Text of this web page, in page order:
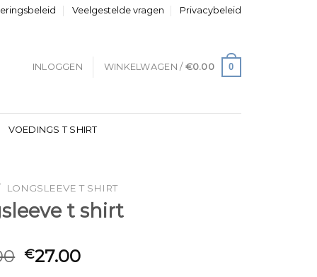
Veelgestelde vragen Privacybeleid
INLOGGEN WINKELWAGEN / €0.00 0
VOEDINGS T SHIRT
LONGSLEEVE T SHIRT
t shirt
€27.00